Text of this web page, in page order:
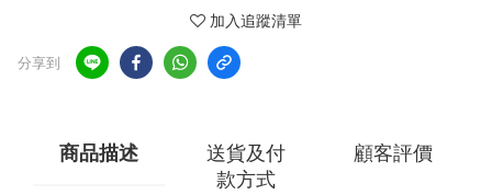
加入追蹤清單
分享到
商品描述
送貨及付
款方式
顧客評價